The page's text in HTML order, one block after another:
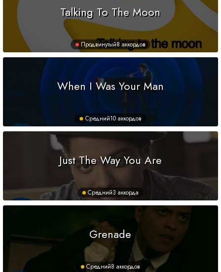
Talking To The Moon
Продвинутый8 аккордов
When I Was Your Man
Средний10 аккордов
Just The Way You Are
Средний3 аккорда
Grenade
Средний8 аккордов